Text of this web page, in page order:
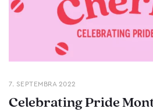
7. SEPTEMBRA 2022
Celebrating Pride